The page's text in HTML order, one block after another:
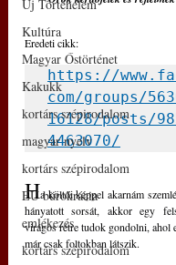
Új Történelem
Kultúra
Magyar Őstörténet
Kakukk
kortárs szépirodalom
magyar nyelv
kortárs szépirodalom
EU bürokrácia
emlékezés
kortárs szépirodalom
Eredeti cikk:
https://
com/groups/
16128/posts/
4463070/
Ha költői képpel akarnám
hányatott sorsát, akkor egy
virágos rétre tudok gondolni, ahol
már csak foltokban látszik.